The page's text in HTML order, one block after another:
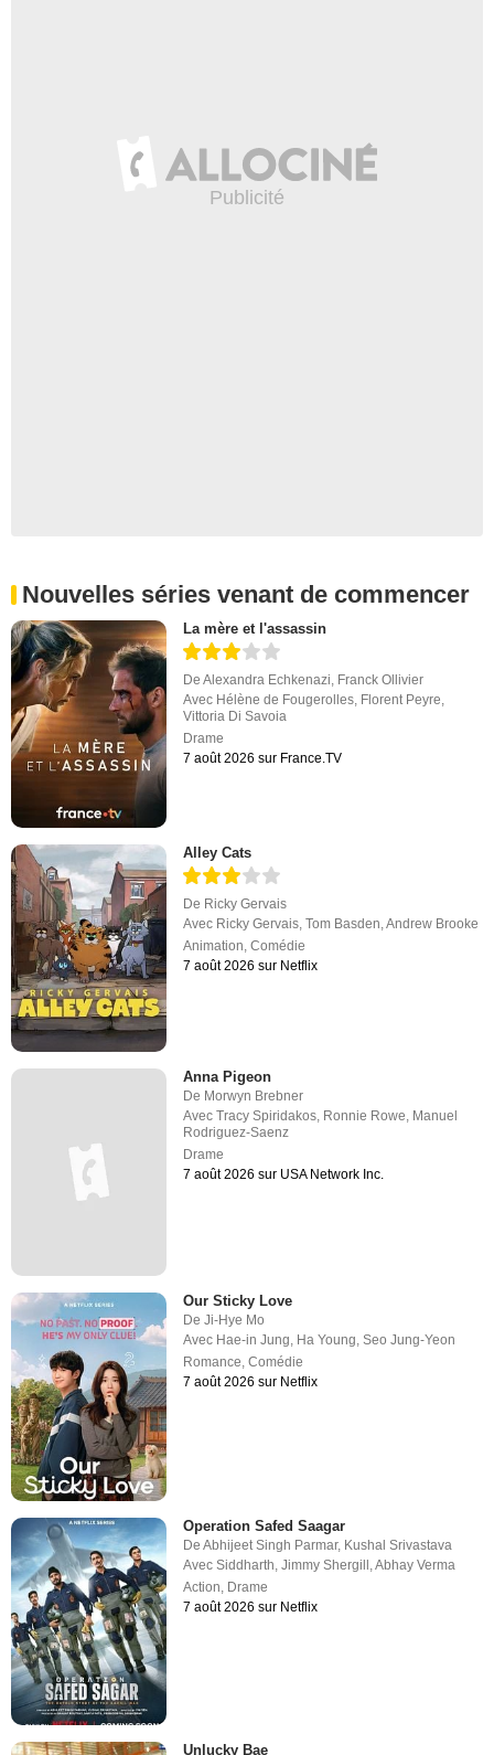
Nouvelles séries venant de commencer
La mère et l'assassin
DeAlexandra Echkenazi Franck Ollivier
Avec Hélène de Fougerolles Florent Peyre
Vittoria Di Savoia
Drame
7 août 2026 sur France.TV
Alley Cats
De Ricky Gervais
Avec Ricky Gervais,Tom Basden,Andrew Brooke
Animation,Comédie
7 août 2026 sur Netflix
Anna Pigeon
De Morwyn Brebner
AvecTracy Spiridakos, Ronnie Rowe, Manuel
Rodriguez-Saenz
Drame
7 août 2026 sur USA Network Inc.
Our Sticky Love
DeJi-Hye Mo
Avec Hae-in Jung, Ha Young,Seo Jung-Yeon
Romance,Comédie
7 août 2026 sur Netflix
Operation Safed Saagar
DeAbhijeet Singh Parmar, Kushal Srivastava
AvecSiddharth ,Jimmy Shergill ,Abhay Verma
Action Drame
7 août 2026 sur Netflix
Unlucky Bae